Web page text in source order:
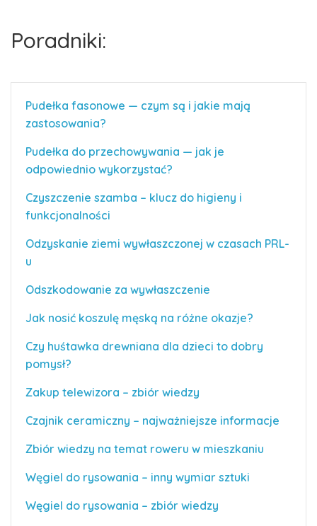
Poradniki:
Pudełka fasonowe — czym są i jakie mają
zastosowania?
Pudełka do przechowywania — jak je
odpowiednio wykorzystać?
Czyszczenie szamba – klucz do higieny i
funkcjonalności
Odzyskanie ziemi wywłaszczonej w czasach PRL-
u
Odszkodowanie za wywłaszczenie
Jak nosić koszulę męską na różne okazje?
Czy huśtawka drewniana dla dzieci to dobry
pomysł?
Zakup telewizora – zbiór wiedzy
Czajnik ceramiczny – najważniejsze informacje
Zbiór wiedzy na temat roweru w mieszkaniu
Węgiel do rysowania – inny wymiar sztuki
Węgiel do rysowania – zbiór wiedzy